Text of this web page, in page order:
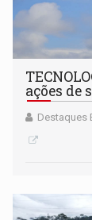
ações de
Destaques